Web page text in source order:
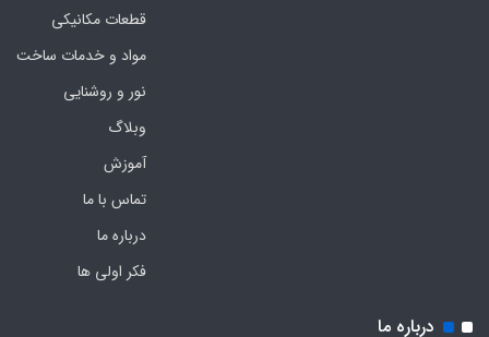
قطعات مکانیکی
مواد و خدمات ساخت
نور و روشنایی
وبلاگ
آموزش
تماس با ما
درباره ما
فکر اولی ها
درباره ما